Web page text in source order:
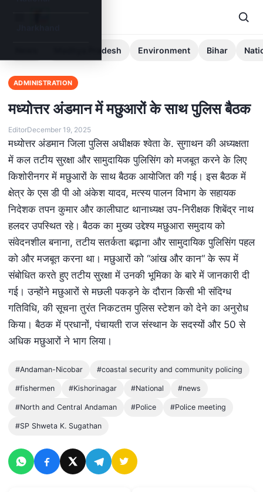
Madhya Pradesh Environment Bihar
ADMINISTRATION
मध्योत्तर अंडमान में मछुआरों के साथ पुलिस बैठक
EditorDecember 19, 2025
मध्योत्तर अंडमान जिला पुलिस अधीक्षक श्वेता के. सुगाथन की अध्यक्षता
में कल तटीय सुरक्षा और सामुदायिक पुलिसिंग को मजबूत करने के लिए
किशोरीनगर में मछुआरों के साथ बैठक आयोजित की गई। इस बैठक में
क्षेत्र के एस डी पी ओ अंकेश यादव, मत्स्य पालन विभाग के सहायक
निदेशक तपन कुमार और कालीघाट थानाध्यक्ष उप-निरीक्षक शिबेंद्र नाथ
हलदर उपस्थित रहे। बैठक का मुख्य उद्देश्य मछुआरा समुदाय को
संवेदनशील बनाना, तटीय सतर्कता बढ़ाना और सामुदायिक पुलिसिंग पहल
को और मजबूत करना था। मछुआरों को “आंख और कान“ के रूप में
संबोधित करते हुए तटीय सुरक्षा में उनकी भूमिका के बारे में जानकारी दी
गई। उन्होंने मछुआरों से मछली पकड़ने के दौरान किसी भी संदिग्ध
गतिविधि, की सूचना तुरंत निकटतम पुलिस स्टेशन को देने का अनुरोध
किया। बैठक में प्रधानों, पंचायती राज संस्थान के सदस्यों और 50 से
अधिक मछुआरों ने भाग लिया।
#Andaman-Nicobar #coastal security and community policing
#fishermen #Kishorinagar #National #news
#North and Central Andaman #Police #Police meeting
#SP Shweta K. Sugathan